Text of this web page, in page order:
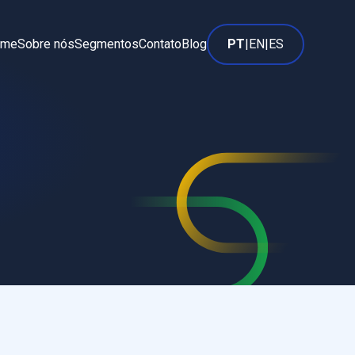
Sobre nósSegmentosContatoBlog PT|EN|ES